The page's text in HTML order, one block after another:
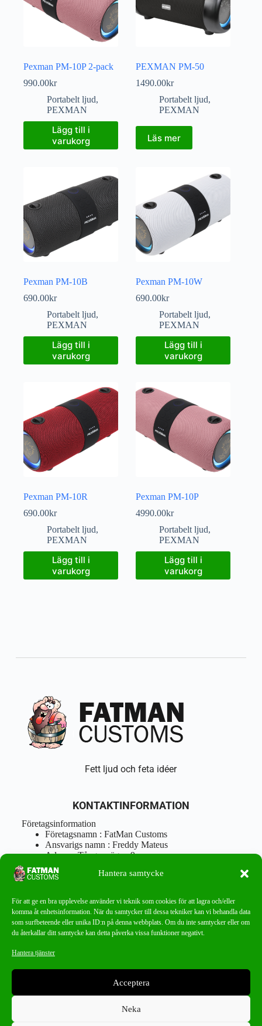
Hantera samtycke
För att ge en bra upplevelse använder vi teknik som cookies för att lagra och/eller
komma åt enhetsinformation. När du samtycker till dessa tekniker kan vi behandla data
som surfbeteende eller unika ID:n på denna webbplats. Om du inte samtycker eller om
du återkallar ditt samtycke kan detta påverka vissa funktioner negativt.
Hantera tjänster
Acceptera
Neka
Pexman PM-10P 2-pack
990.00kr
Portabelt ljud,
PEXMAN
Lägg till i
varukorg
PEXMAN PM-50
1490.00kr
Portabelt ljud,
PEXMAN
Läs mer
Pexman PM-10B
690.00kr
Portabelt ljud,
PEXMAN
Lägg till i
varukorg
Pexman PM-10W
690.00kr
Portabelt ljud,
PEXMAN
Lägg till i
varukorg
Pexman PM-10R
690.00kr
Portabelt ljud,
PEXMAN
Lägg till i
varukorg
Pexman PM-10P
4990.00kr
Portabelt ljud,
PEXMAN
Lägg till i
varukorg
Fett ljud och feta idéer
KONTAKTINFORMATION
Företagsinformation
Företagsnamn : FatMan Customs
Ansvarigs namn : Freddy Mateus
Adress : Tångenvägen 9
Postnr : 417 46 Göteborg
Tel : 0762919666
info@fatmancustoms.se
Mån – Fre 10:00 – 18:00
Lör -11:00 – 15:00
Missa aldrig ett bra erbjudande!